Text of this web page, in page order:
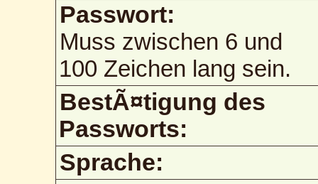
Passwort:
Muss zwischen 6 und
100 Zeichen lang sein.
BestÃ¤tigung des
Passworts:
Sprache: